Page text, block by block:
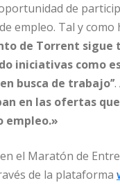
de
empleo. Tal y como
de Torrent
iniciativas como
busca de trabajo’’
en las ofertas
empleo.»
el Maratón de
de la plataforma